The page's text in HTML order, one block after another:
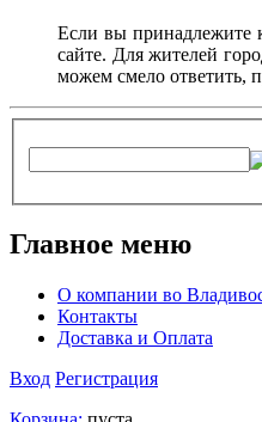
Если вы принадлежите
сайте. Для жителей
можем смело ответить,
Главное меню
О компании во
Контакты
Доставка и Оплата
Вход Регистрация